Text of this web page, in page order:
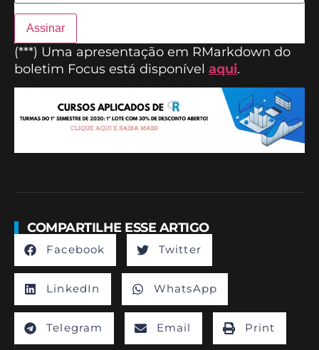
(***) Uma apresentação em RMarkdown do
boletim Focus está disponível aqui.
COMPARTILHE ESSE ARTIGO
Facebook Twitter
LinkedIn WhatsApp
Telegram Email Print